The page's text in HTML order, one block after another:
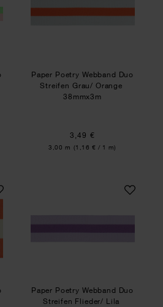
Paper Poetry Webband Duo
Streifen Grau/ Orange
38mmx3m
3,49 €
Inhalt:
3,00 m (1,16 € / 1 m)
Webband Duo Streifen Orange/
Paper Poetry
Paper Poetry Webband Duo
Streifen Flieder/ Lila